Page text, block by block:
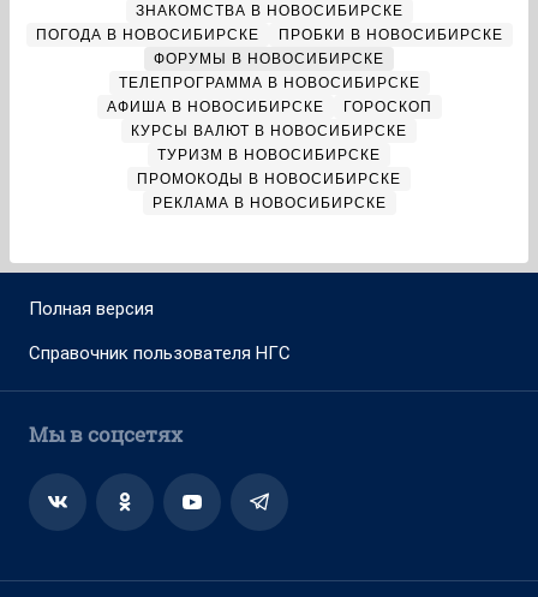
ЗНАКОМСТВА В НОВОСИБИРСКЕ
ПОГОДА В НОВОСИБИРСКЕ
ПРОБКИ В НОВОСИБИРСКЕ
ФОРУМЫ В НОВОСИБИРСКЕ
ТЕЛЕПРОГРАММА В НОВОСИБИРСКЕ
АФИША В НОВОСИБИРСКЕ
ГОРОСКОП
КУРСЫ ВАЛЮТ В НОВОСИБИРСКЕ
ТУРИЗМ В НОВОСИБИРСКЕ
ПРОМОКОДЫ В НОВОСИБИРСКЕ
РЕКЛАМА В НОВОСИБИРСКЕ
Полная версия
Справочник пользователя НГС
Мы в соцсетях